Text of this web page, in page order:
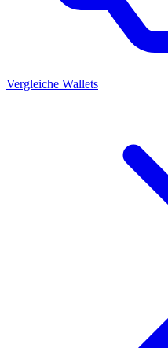
Vergleiche Wallets